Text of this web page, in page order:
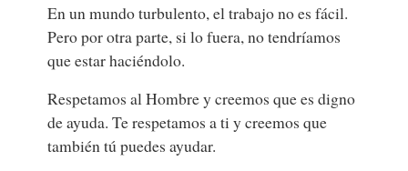
En un mundo turbulento, el trabajo no es fácil.
Pero por otra parte, si lo fuera, no tendríamos
que estar haciéndolo.
Respetamos al Hombre y creemos que es digno
de ayuda. Te respetamos a ti y creemos que
también tú puedes ayudar.